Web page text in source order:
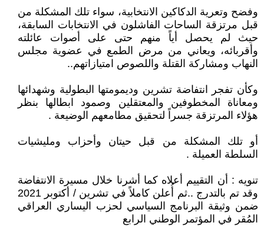
وفضح وتعرية الدكاكين الانتخابية، سواء تلك المشكلة من
قبل مرتزقة الساحات الفاشلون في الانتخابات السابقة،
حيث لم يحصل أياً منهم حتى على أصوات عائلته
وأقربائه، ويعاني من مرض الطمع في عضوية مجلس
النهاب ومشاركة القتلة واللصوص امتيازاتهم..
وكأن تفجر انتفاضة تشرين وديمومتها البطولية وشهدائها
ومعاناة المخطوفين والمعتقلين وصمود ابطالها بنظر
هؤلاء المرتزقة جسراً لتحقيق مطامعهم الوضيعة .
أو تلك المشكلة من قبل حيتان وأحزاب ومليشيات
السلطة العميلة .
تنويه : أن التقييم أعلاه كما أشرنا خلال مسيرة الانتفاضة
وقد تم بالتدرج ..ثم أُعلن كاملاً في تشرين / أكتوبر 2021
ضمن وثيقة البرنامج السياسي لحزب اليساري العراقي
المُقر في المؤتمر الوطني الرابع